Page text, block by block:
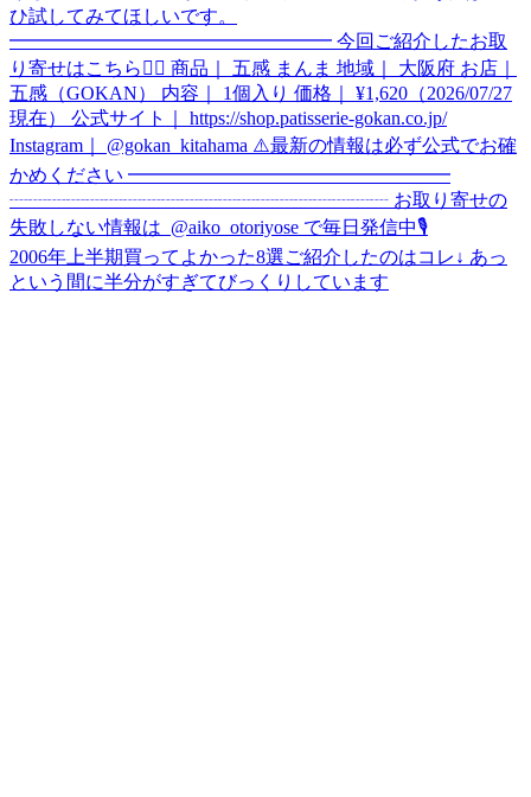
2006年上半期買ってよかった8選ご紹介したのはコレ↓ あっ
という間に半分がすぎてびっくりしています